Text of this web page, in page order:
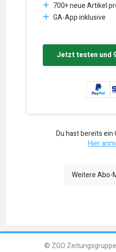
700+ neue Artikel
GA-App inklusive
Jetzt testen und
Du hast bereits ein
Hier
Weitere Abo-
© ZGO